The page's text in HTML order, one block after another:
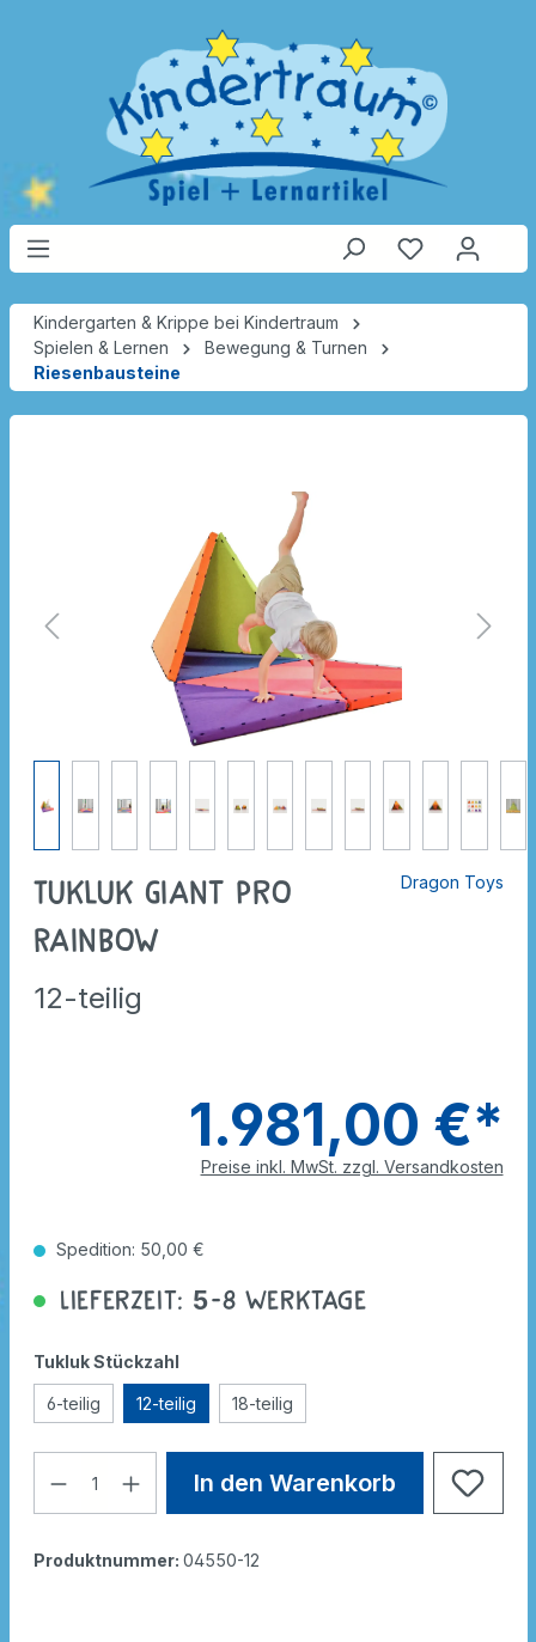
Kindergarten & Krippe bei Kindertraum
Spielen & Lernen
Bewegung & Turnen
Riesenbausteine
Tukluk Giant Pro
Rainbow
12-teilig
Dragon Toys
1.981,00 €*
Preise inkl. MwSt. zzgl. Versandkosten
Spedition: 50,00 €
Lieferzeit: 5-8 Werktage
Tukluk Stückzahl
6-teilig 12-teilig 18-teilig
In den Warenkorb
Produktnummer: 04550-12